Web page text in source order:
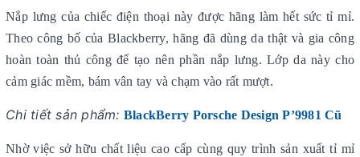
Nắp lưng của chiếc điện thoại này được hãng làm hết sức tỉ mỉ.
Theo công bố của Blackberry, hãng đã dùng da thật và gia công
hoàn toàn thủ công để tạo nên phần nắp lưng. Lớp da này cho
cảm giác mềm, bám vân tay và chạm vào rất mượt.
Chi tiết sản phẩm: BlackBerry Porsche Design P’9981 Cũ
Nhờ việc sở hữu chất liệu cao cấp cùng quy trình sản xuất tỉ mỉ